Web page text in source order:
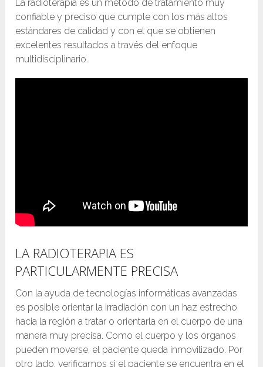
La radioterapia es un método de tratamiento muy
confiable y preciso que cumple con los más altos
estándares de calidad y con el que se obtienen
excelentes resultados a través del enfoque
multidisciplinario.
LA RADIOTERAPIA ES
PARTICULARMENTE PRECISA
Con la ayuda de tecnologías informáticas avanzadas
es posible orientar la irradiación con un haz estrecho
hacia la región a tratar o orientarla en el cuerpo de una
manera muy precisa. Como el cuerpo y los órganos
pueden moverse, el paciente queda inmovilizado. Por
otro lado, verificamos si el paciente se encuentra en el